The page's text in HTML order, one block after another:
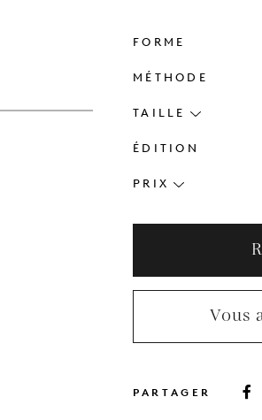
FORME
MÉTHODE
TAILLE
ÉDITION
PRIX
Vous
PARTAGER